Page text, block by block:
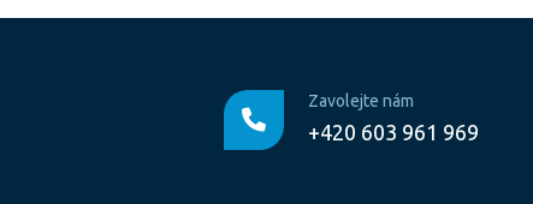
Zavolejte nám
+420 603 961 969